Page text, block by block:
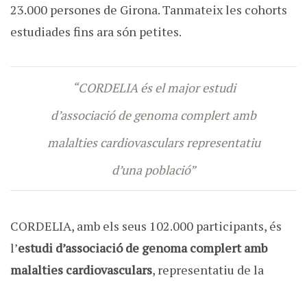
23.000 persones de Girona. Tanmateix les cohorts
estudiades fins ara són petites.
“CORDELIA és el major estudi
d’associació de genoma complert amb
malalties cardiovasculars representatiu
d’una població”
CORDELIA, amb els seus 102.000 participants, és
l’estudi d’associació de genoma complert amb
malalties cardiovasculars, representatiu de la